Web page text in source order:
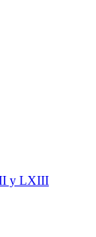
y LXIII